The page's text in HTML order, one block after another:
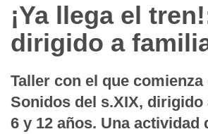
¡Ya llega el
dirigido a
Taller con el que
Sonidos del s.XIX, dirigido
6 y 12 años. Una actividad